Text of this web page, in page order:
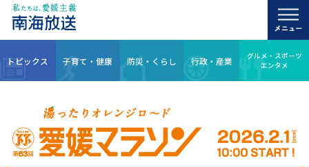
トピックス 子育て・健康 防災・くらし 行政・産業
グルメ・スポーツ
エンタメ